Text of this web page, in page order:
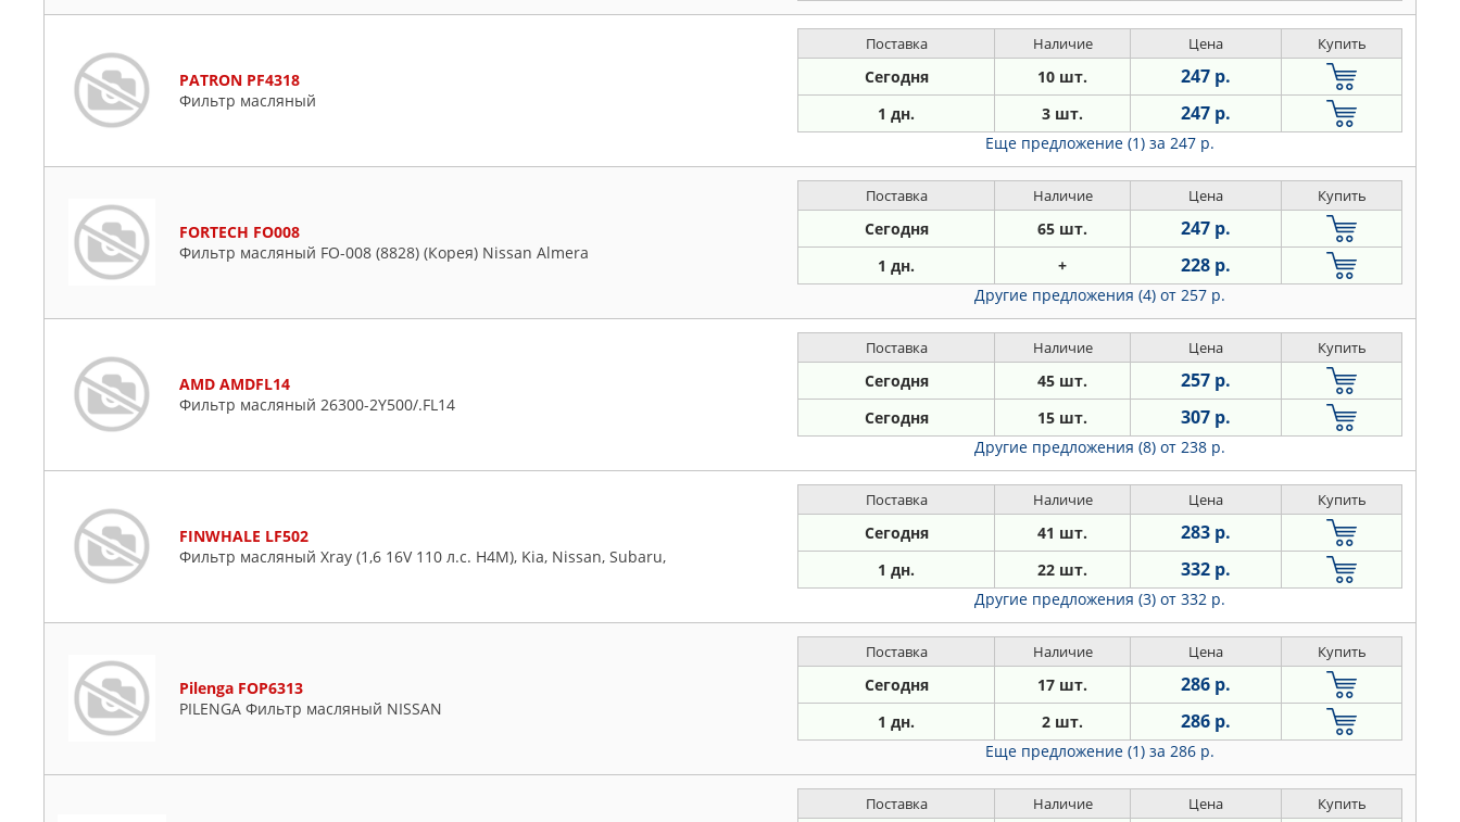
PATRON PF4318
Фильтр масляный
Поставка Наличие Цена Купить
Сегодня 10 шт. 247 р.
1 дн. 3 шт. 247 р.
Еще предложение (1) за 247 р.
FORTECH FO008
Фильтр масляный FO-008 (8828) (Корея) Nissan Almera
Поставка Наличие Цена Купить
Сегодня 65 шт. 247 р.
1 дн. + 228 р.
Другие предложения (4) от 257 р.
AMD AMDFL14
Фильтр масляный 26300-2Y500/.FL14
Поставка Наличие Цена Купить
Сегодня 45 шт. 257 р.
Сегодня 15 шт. 307 р.
Другие предложения (8) от 238 р.
FINWHALE LF502
Фильтр масляный Xray (1,6 16V 110 л.с. H4M), Kia, Nissan, Subaru,
Поставка Наличие Цена Купить
Сегодня 41 шт. 283 р.
1 дн. 22 шт. 332 р.
Другие предложения (3) от 332 р.
Pilenga FOP6313
PILENGA Фильтр масляный NISSAN
Поставка Наличие Цена Купить
Сегодня 17 шт. 286 р.
1 дн. 2 шт. 286 р.
Еще предложение (1) за 286 р.
Поставка Наличие Цена Купить